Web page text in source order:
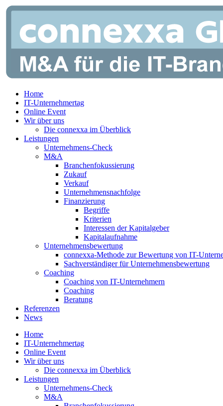
Zum
springen
Home
IT-Unternehmertag
Online Event
Wir über uns
Die connexxa im Überblick
Leistungen
Unternehmens-Check
M&A
Branchenfokussierung
Zukauf
Verkauf
Unternehmensnachfolge
Finanzierung
Begriffe
Kriterien
Interessen der Kapitalgeber
Kapitalaufnahme
Unternehmensbewertung
connexxa-Methode zur Bewertung von IT-
Sachverständiger für Unternehmensbewertung
Coaching
Coaching von IT-Unternehmern
Coaching
Beratung
Referenzen
News
Home
IT-Unternehmertag
Online Event
Wir über uns
Die connexxa im Überblick
Leistungen
Unternehmens-Check
M&A